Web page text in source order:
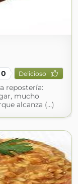
0 Delicioso
repostería:
mucho
alcanza (...)